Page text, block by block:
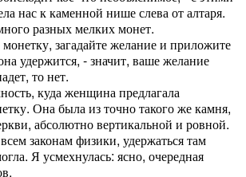
нас к каменной нише слева от алтаря.
разных мелких монет.
загадайте желание и приложите
удержится, - значит, ваше желание
то нет.
куда женщина предлагала
Она была из точно такого же камня,
абсолютно вертикальной и ровной.
законам физики, удержаться там
Я усмехнулась: ясно, очередная